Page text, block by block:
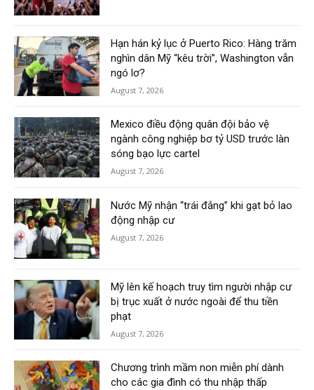
Hạn hán kỷ lục ở Puerto Rico: Hàng trăm
nghìn dân Mỹ “kêu trời”, Washington vẫn
ngó lơ?
August 7, 2026
Mexico điều động quân đội bảo vệ
ngành công nghiệp bơ tỷ USD trước làn
sóng bạo lực cartel
August 7, 2026
Nước Mỹ nhận “trái đắng” khi gạt bỏ lao
động nhập cư
August 7, 2026
Mỹ lên kế hoạch truy tìm người nhập cư
bị trục xuất ở nước ngoài để thu tiền
phạt
August 7, 2026
Chương trình mầm non miễn phí dành
cho các gia đình có thu nhập thấp